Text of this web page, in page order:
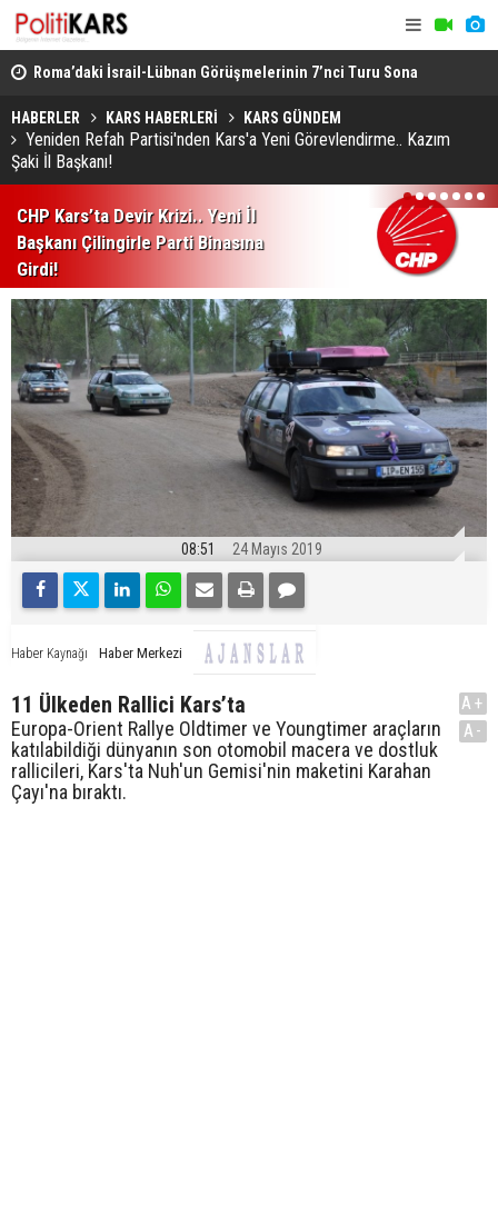
Roma’daki İsrail-Lübnan Görüşmelerinin 7’nci Turu Sona
Erdi
Bakan Gürlek, Uğur Mumcu'nun Ailesiyle Görüştü..
Cinayet Tüm Yönleriyle Aydınlatılmalı!
HABERLER KARS HABERLERİ KARS GÜNDEM
Yeniden Refah Partisi'nden Kars'a Yeni Görevlendirme.. Kazım
Şaki İl Başkanı!
CHP Kars’ta Devir Krizi.. Yeni İl
Başkanı Çilingirle Parti Binasına
Girdi!
1 2 3 4 5 6 7
08:51 24 Mayıs 2019
Haber Kaynağı Haber Merkezi
11 Ülkeden Rallici Kars’ta
Europa-Orient Rallye Oldtimer ve Youngtimer araçların
katılabildiği dünyanın son otomobil macera ve dostluk
rallicileri, Kars'ta Nuh'un Gemisi'nin maketini Karahan
Çayı'na bıraktı.
A+
A-